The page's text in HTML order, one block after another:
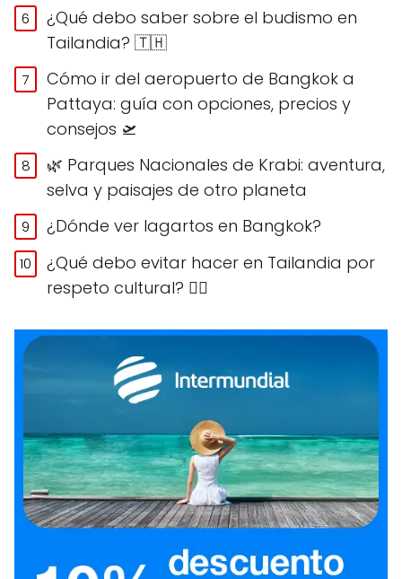
¿Qué debo saber sobre el budismo en
Tailandia? 🇹🇭
Cómo ir del aeropuerto de Bangkok a
Pattaya: guía con opciones, precios y
consejos 🛫
🌿 Parques Nacionales de Krabi: aventura,
selva y paisajes de otro planeta
¿Dónde ver lagartos en Bangkok?
¿Qué debo evitar hacer en Tailandia por
respeto cultural? 🙅‍♀️